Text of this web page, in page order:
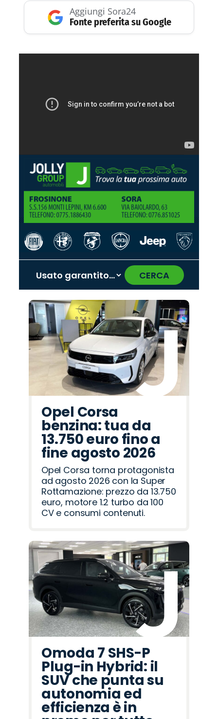
Aggiungi Sora24
Fonte preferita su Google
CERCA
Promo
Omoda
Promo
Jaecoo
Promo
Jeep
Promo
Alfa
Romeo
Promo
Mazda
Promo
Land
Rover
Promo
Lancia
Promo
Abarth
Promo
Hyundai
Promo
Citroën
Promo
Seat
Promo
Cupra
Promo
Fiat
Promo
Opel
Promo
Peugeot
‹ ›
Opel Corsa
benzina: tua da
13.750 euro fino a
fine agosto 2026
Opel Corsa torna protagonista
ad agosto 2026 con la Super
Rottamazione: prezzo da 13.750
euro, motore 1.2 turbo da 100
CV e consumi contenuti.
Omoda 7 SHS-P
Plug-in Hybrid: il
SUV che punta su
autonomia ed
efficienza è in